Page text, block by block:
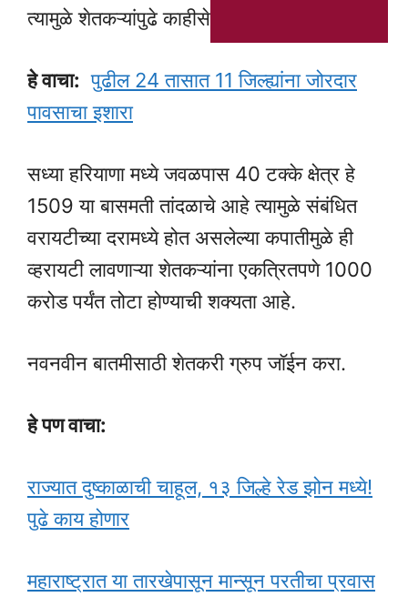
त्यामुळे शेतकऱ्यांपुढे काहीसे संकट ओढवले आहे.
हे वाचा: पुढील 24 तासात 11 जिल्ह्यांना जोरदार
पावसाचा इशारा
सध्या हरियाणा मध्ये जवळपास 40 टक्के क्षेत्र हे
1509 या बासमती तांदळाचे आहे त्यामुळे संबंधित
वरायटीच्या दरामध्ये होत असलेल्या कपातीमुळे ही
व्हरायटी लावणाऱ्या शेतकऱ्यांना एकत्रितपणे 1000
करोड पर्यंत तोटा होण्याची शक्यता आहे.
नवनवीन बातमीसाठी शेतकरी ग्रुप जॉईन करा.
हे पण वाचा:
राज्यात दुष्काळाची चाहूल, १३ जिल्हे रेड झोन मध्ये!
पुढे काय होणार
महाराष्ट्रात या तारखेपासून मान्सून परतीचा प्रवास